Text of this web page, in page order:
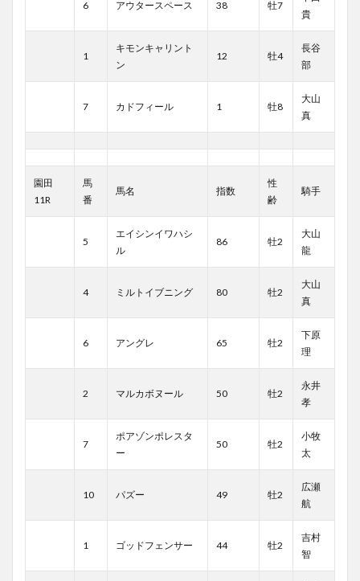
6 アウタースペース 38 牡7
貴
1
キモンキャリント
ン
12 牡4
長谷
部
7 カドフィール 1 牡8
大山
真
園田
11R
馬
番
馬名 指数
性
齢
騎手
5
エイシンイワハシ
ル
86 牡2
大山
龍
4 ミルトイブニング 80 牡2
大山
真
6 アングレ 65 牡2
下原
理
2 マルカボヌール 50 牡2
永井
孝
7
ポアゾンポレスタ
ー
50 牡2
小牧
太
10 パズー 49 牡2
広瀬
航
1 ゴッドフェンサー 44 牡2
吉村
智